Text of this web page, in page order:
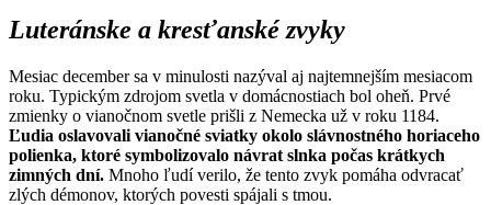
Luteránske a kresťanské zvyky
Mesiac december sa v minulosti nazýval aj najtemnejším mesiacom
roku. Typickým zdrojom svetla v domácnostiach bol oheň. Prvé
zmienky o vianočnom svetle prišli z Nemecka už v roku 1184.
Ľudia oslavovali vianočné sviatky okolo slávnostného horiaceho
polienka, ktoré symbolizovalo návrat slnka počas krátkych
zimných dní. Mnoho ľudí verilo, že tento zvyk pomáha odvracať
zlých démonov, ktorých povesti spájali s tmou.